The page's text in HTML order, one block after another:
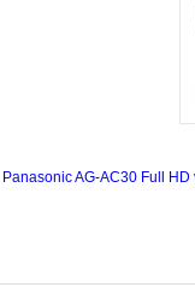
Panasonic AG-AC30 Full